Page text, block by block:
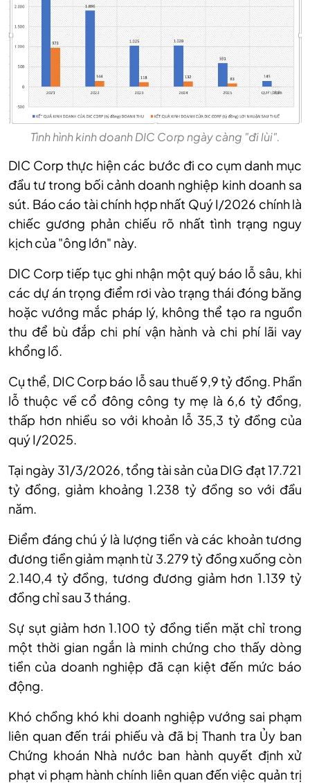
Tình hình kinh doanh DIC Corp ngày càng "đi lùi".
DIC Corp thực hiện các bước đi co cụm danh mục
đầu tư trong bối cảnh doanh nghiệp kinh doanh sa
sút. Báo cáo tài chính hợp nhất Quý I/2026 chính là
chiếc gương phản chiếu rõ nhất tình trạng nguy
kịch của "ông lớn" này.
DIC Corp tiếp tục ghi nhận một quý báo lỗ sâu, khi
các dự án trọng điểm rơi vào trạng thái đóng băng
hoặc vướng mắc pháp lý, không thể tạo ra nguồn
thu để bù đắp chi phí vận hành và chi phí lãi vay
khổng lồ.
Cụ thể, DIC Corp báo lỗ sau thuế 9,9 tỷ đồng. Phần
lỗ thuộc về cổ đông công ty mẹ là 6,6 tỷ đồng,
thấp hơn nhiều so với khoản lỗ 35,3 tỷ đồng của
quý I/2025.
Tại ngày 31/3/2026, tổng tài sản của DIG đạt 17.721
tỷ đồng, giảm khoảng 1.238 tỷ đồng so với đầu
năm.
Điểm đáng chú ý là lượng tiền và các khoản tương
đương tiền giảm mạnh từ 3.279 tỷ đồng xuống còn
2.140,4 tỷ đồng, tương đương giảm hơn 1.139 tỷ
đồng chỉ sau 3 tháng.
Sự sụt giảm hơn 1.100 tỷ đồng tiền mặt chỉ trong
một thời gian ngắn là minh chứng cho thấy dòng
tiền của doanh nghiệp đã cạn kiệt đến mức báo
động.
Khó chồng khó khi doanh nghiệp vướng sai phạm
liên quan đến trái phiếu và đã bị Thanh tra Ủy ban
Chứng khoán Nhà nước ban hành quyết định xử
phạt vi phạm hành chính liên quan đến việc quản trị